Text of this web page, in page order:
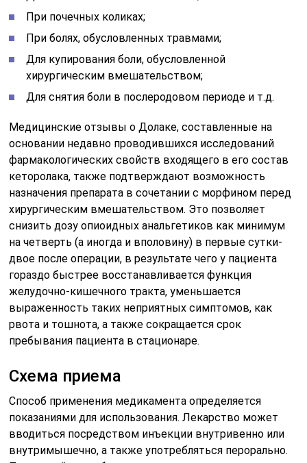
При почечных коликах;
При болях, обусловленных травмами;
Для купирования боли, обусловленной
хирургическим вмешательством;
Для снятия боли в послеродовом периоде и т.д.
Медицинские отзывы о Долаке, составленные на
основании недавно проводившихся исследований
фармакологических свойств входящего в его состав
кеторолака, также подтверждают возможность
назначения препарата в сочетании с морфином перед
хирургическим вмешательством. Это позволяет
снизить дозу опиоидных анальгетиков как минимум
на четверть (а иногда и вполовину) в первые сутки-
двое после операции, в результате чего у пациента
гораздо быстрее восстанавливается функция
желудочно-кишечного тракта, уменьшается
выраженность таких неприятных симптомов, как
рвота и тошнота, а также сокращается срок
пребывания пациента в стационаре.
Схема приема
Способ применения медикамента определяется
показаниями для использования. Лекарство может
вводиться посредством инъекции внутривенно или
внутримышечно, а также употребляться перорально.